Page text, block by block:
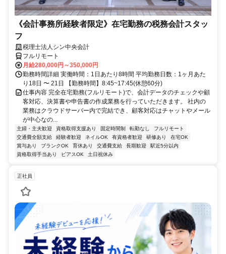
《会計事務所経験者限定》在宅勤務の税務会計スタッ
フ
税理士法人シン中央会計
フルリモート
月給280,000円～350,000円
勤務時間詳細 実働時間：1日あたり8時間 平均勤務日数：1ヶ月あた
り18日 〜 21日 【勤務時間】8:45~17:45(休憩60分)
仕事内容 完全在宅勤務(フルリモート)で、会計データのチェックや顧
客対応、決算書や申告書の作成業務を行っていただきます。 社内の
業務はクラウドサーバー内で完結でき、顧客対応はチャットやメール
が中心なの...
主婦・主夫歓迎 資格取得支援あり 固定時間制 転勤なし
フルリモート
交通費全額支給
経験者歓迎 ネイルOK 有資格者歓迎 研修あり
在宅OK
賞与あり
ブランクOK 育休あり 交通費支給 長期歓迎
駅近5分以内
資格取得手当あり
ピアスOK 土日祝休み
正社員